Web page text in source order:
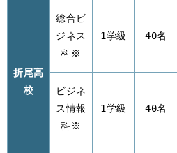
折尾高
校
総合ビ
ジネス
科※
1学級 40名
ビジネ
ス情報
科※
1学級 40名